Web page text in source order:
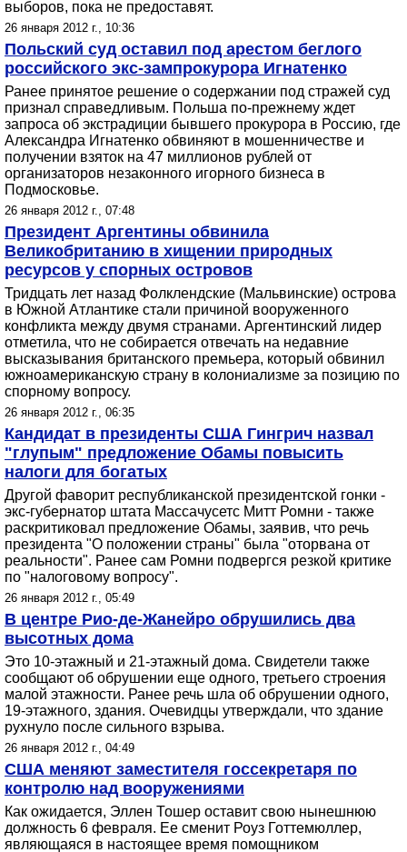
выборов, пока не предоставят.
26 января 2012 г., 10:36
Польский суд оставил под арестом беглого
российского экс-зампрокурора Игнатенко
Ранее принятое решение о содержании под стражей суд
признал справедливым. Польша по-прежнему ждет
запроса об экстрадиции бывшего прокурора в Россию, где
Александра Игнатенко обвиняют в мошенничестве и
получении взяток на 47 миллионов рублей от
организаторов незаконного игорного бизнеса в
Подмосковье.
26 января 2012 г., 07:48
Президент Аргентины обвинила
Великобританию в хищении природных
ресурсов у спорных островов
Тридцать лет назад Фолклендские (Мальвинские) острова
в Южной Атлантике стали причиной вооруженного
конфликта между двумя странами. Аргентинский лидер
отметила, что не собирается отвечать на недавние
высказывания британского премьера, который обвинил
южноамериканскую страну в колониализме за позицию по
спорному вопросу.
26 января 2012 г., 06:35
Кандидат в президенты США Гингрич назвал
"глупым" предложение Обамы повысить
налоги для богатых
Другой фаворит республиканской президентской гонки -
экс-губернатор штата Массачусетс Митт Ромни - также
раскритиковал предложение Обамы, заявив, что речь
президента "О положении страны" была "оторвана от
реальности". Ранее сам Ромни подвергся резкой критике
по "налоговому вопросу".
26 января 2012 г., 05:49
В центре Рио-де-Жанейро обрушились два
высотных дома
Это 10-этажный и 21-этажный дома. Свидетели также
сообщают об обрушении еще одного, третьего строения
малой этажности. Ранее речь шла об обрушении одного,
19-этажного, здания. Очевидцы утверждали, что здание
рухнуло после сильного взрыва.
26 января 2012 г., 04:49
США меняют заместителя госсекретаря по
контролю над вооружениями
Как ожидается, Эллен Тошер оставит свою нынешнюю
должность 6 февраля. Ее сменит Роуз Готтемюллер,
являющаяся в настоящее время помощником